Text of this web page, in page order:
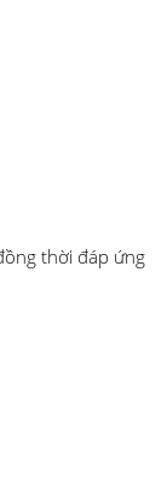
thời đáp ứng